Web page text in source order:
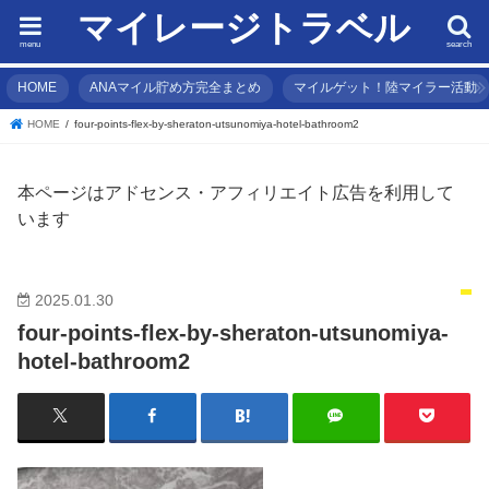
マイレージトラベル search
menu
HOME ANAマイル貯め方完全まとめ マイルゲット！陸マイラー活動
HOME four-points-flex-by-sheraton-utsunomiya-hotel-bathroom2
本ページはアドセンス・アフィリエイト広告を利用して
います
2025.01.30
four-points-flex-by-sheraton-utsunomiya-
hotel-bathroom2